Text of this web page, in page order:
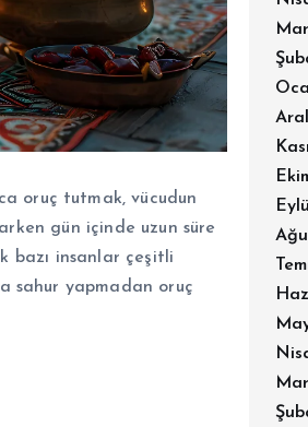
oruç tutmak, vücudun
gün içinde uzun süre
bazı insanlar çeşitli
sahur yapmadan oruç